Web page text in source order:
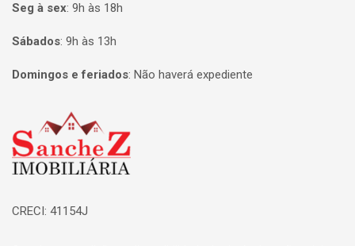
Seg à sex: 9h às 18h
Sábados: 9h às 13h
Domingos e feriados: Não haverá expediente
Página inicial
CRECI: 41154J